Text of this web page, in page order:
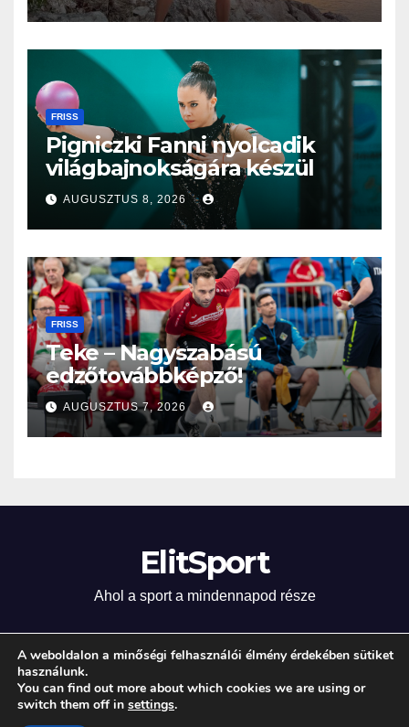
FRISS
Pigniczki Fanni nyolcadik
világbajnokságára készül
AUGUSZTUS 8, 2026
FRISS
Teke – Nagyszabású
edzőtovábbképző!
AUGUSZTUS 7, 2026
ElitSport
Ahol a sport a mindennapod része
Proudly powered by WordPress|Theme: Newsup byThemeansar
A weboldalon a minőségi felhasználói élmény érdekében sütiket
használunk.
You can find out more about which cookies we are using or
switch them off in settings.